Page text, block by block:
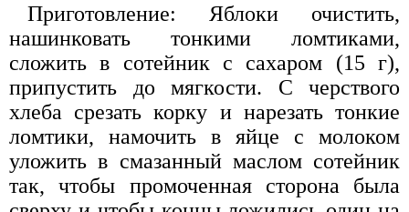
Приготовление: Яблоки очистить,
нашинковать тонкими ломтиками,
сложить в сотейник с сахаром (15 г),
припустить до мягкости. С черствого
хлеба срезать корку и нарезать тонкие
ломтики, намочить в яйце с молоком
уложить в смазанный маслом сотейник
так, чтобы промоченная сторона была